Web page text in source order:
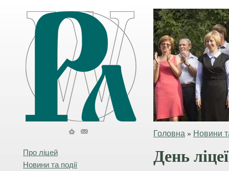
Головна » Новини
Про ліцей
Новини та події
День